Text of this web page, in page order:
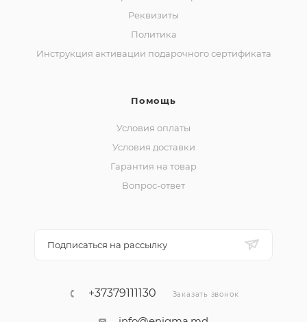
Реквизиты
Политика
Инструкция активации подарочного сертификата
Помощь
Условия оплаты
Условия доставки
Гарантия на товар
Вопрос-ответ
Подписаться на рассылку
+37379111130 Заказать звонок